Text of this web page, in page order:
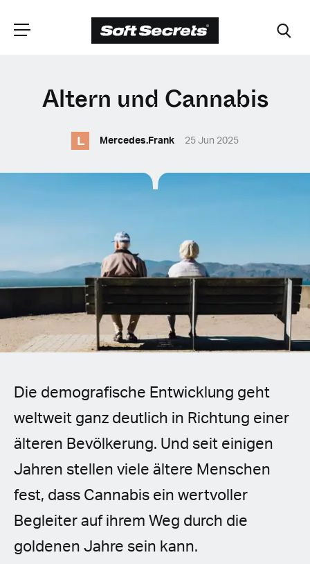
WÄHLEN SIE
Dutch
English (United States)
Spanish (Spain)
Spanish (Latin America)
German
French
Italian
Czech
Polish
Altern und Cannabis
L Mercedes.Frank 25 Jun 2025
Die demografische Entwicklung geht
weltweit ganz deutlich in Richtung einer
älteren Bevölkerung. Und seit einigen
Jahren stellen viele ältere Menschen
fest, dass Cannabis ein wertvoller
Begleiter auf ihrem Weg durch die
goldenen Jahre sein kann.